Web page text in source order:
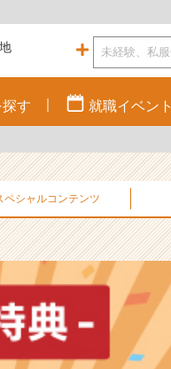
探す 就職イベント
ペシャルコンテンツ